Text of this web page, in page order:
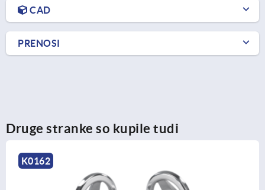
CAD
PRENOSI
Druge stranke so kupile tudi
K0162